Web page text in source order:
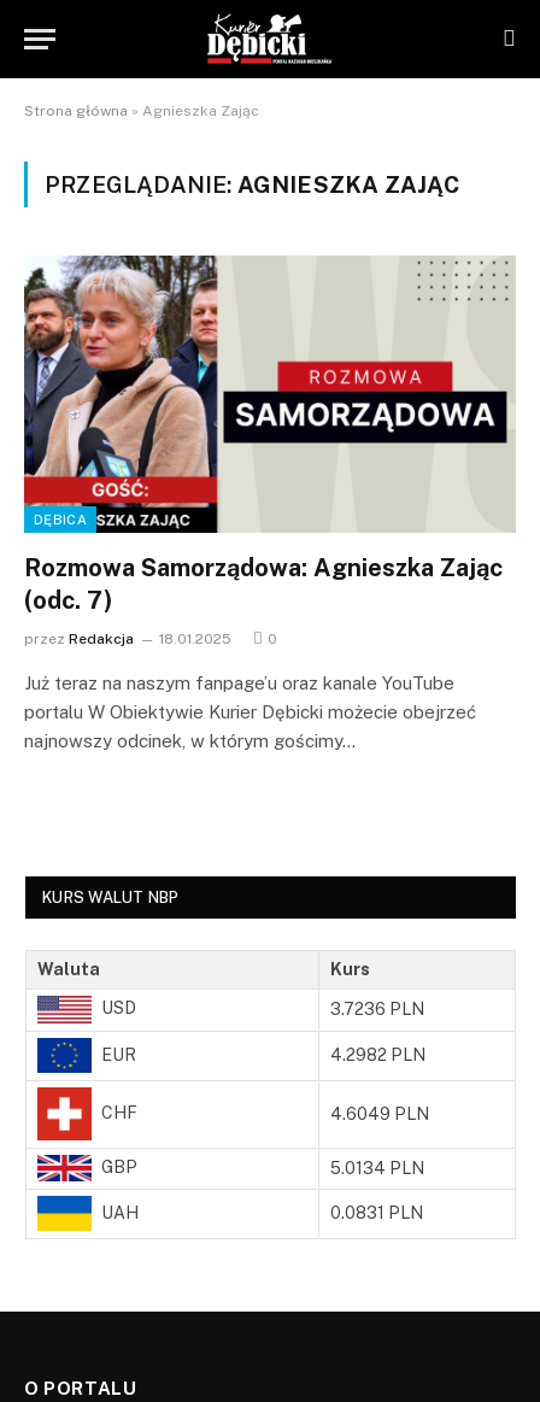
Strona główna » Agnieszka Zając
PRZEGLĄDANIE: AGNIESZKA ZAJĄC
DĘBICA
Rozmowa Samorządowa: Agnieszka Zając
(odc. 7)
przez Redakcja 18.01.2025 0
Już teraz na naszym fanpage’u oraz kanale YouTube
portalu W Obiektywie Kurier Dębicki możecie obejrzeć
najnowszy odcinek, w którym gościmy…
KURS WALUT NBP
Waluta Kurs
USD 3.7236 PLN
EUR 4.2982 PLN
CHF 4.6049 PLN
GBP 5.0134 PLN
UAH 0.0831 PLN
O PORTALU